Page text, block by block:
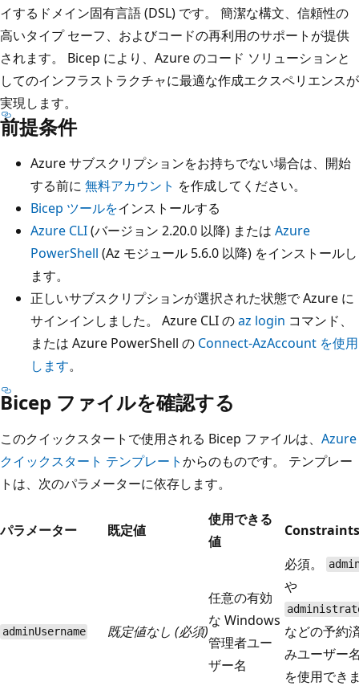
イするドメイン固有言語 (DSL) です。 簡潔な構文、信頼性の
高いタイプ セーフ、およびコードの再利用のサポートが提供
されます。 Bicep により、Azure のコード ソリューションと
してのインフラストラクチャに最適な作成エクスペリエンスが
実現します。
前提条件
Azure サブスクリプションをお持ちでない場合は、開始
する前に 無料アカウント を作成してください。
Bicep ツールをインストールする
Azure CLI(バージョン 2.20.0 以降) または Azure
PowerShell (Az モジュール 5.6.0 以降) をインストールし
ます。
正しいサブスクリプションが選択された状態で Azure に
サインインしました。 Azure CLI のaz login コマンド、
または Azure PowerShell の Connect-AzAccount を使用
します。
Bicep ファイルを確認する
このクイックスタートで使用される Bicep ファイルは、 Azure
クイックスタート テンプレートからのものです。 テンプレー
トは、次のパラメーターに依存します。
パラメーター 既定値
使用できる
値
Constraints
adminUsername 既定値なし (必須)
任意の有効
な Windows
管理者ユー
ザー名
必須。
や
などの予約
みユーザー
を使用でき